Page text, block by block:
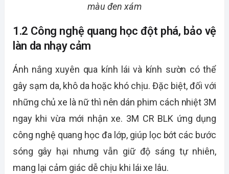
màu đen xám
1.2 Công nghệ quang học đột phá, bảo vệ
làn da nhạy cảm
Ánh nắng xuyên qua kính lái và kính sườn có thể
gây sạm da, khô da hoặc khó chịu. Đặc biệt, đối với
những chủ xe là nữ thì nên dán phim cách nhiệt 3M
ngay khi vừa mới nhận xe. 3M CR BLK ứng dụng
công nghệ quang học đa lớp, giúp lọc bớt các bước
sóng gây hại nhưng vẫn giữ độ sáng tự nhiên,
mang lại cảm giác dễ chịu khi lái xe lâu.